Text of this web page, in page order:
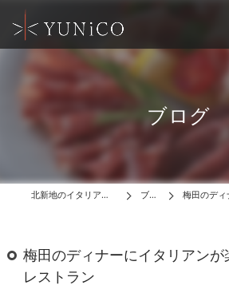
ブログ
北新地のイタリアンはYUNiCO ブログ 梅田のディナー
梅田のディナーにイタリアンが
レストラン